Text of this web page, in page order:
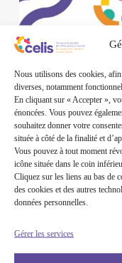
Nous utilisons des cookies,
diverses, notamment
En cliquant sur « Accepter »,
énoncées. Vous pouvez
souhaitez donner votre
située à côté de la finalité et
Vous pouvez à tout moment
icône située dans le coin
Cliquez sur les liens au bas de
des cookies et des autres
données personnelles.
Gérer les services